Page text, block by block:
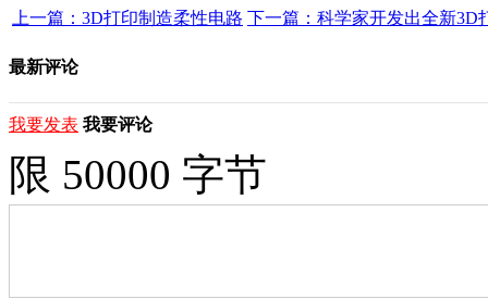
上一篇：3D打印制造柔性电路 下一篇：科学家开发出全新3D
最新评论
我要发表 我要评论
限 50000 字节